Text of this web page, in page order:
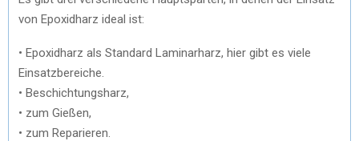
von Epoxidharz ideal ist:
• Epoxidharz als Standard Laminarharz, hier gibt es viele
Einsatzbereiche.
• Beschichtungsharz,
• zum Gießen,
• zum Reparieren.